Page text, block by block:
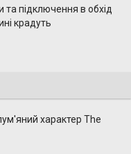
та підключення в обхід
крадуть
характер The